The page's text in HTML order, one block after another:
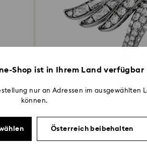
Ausverkauft
The Vienna Collection
Shop ist in Ihrem Land verfügbar
nur an Adressen im ausgewählten
können.
Österreich beibehalten